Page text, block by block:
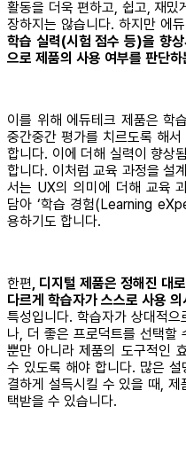
활동을 더욱 편하고, 쉽고, 재밌
장하지는 않습니다. 하지만 에
학습 실력(시험 점수 등)을 향
으로 제품의 사용 여부를 판단하
이를 위해 에듀테크 제품은 학
중간중간 평가를 치르도록 해
합니다. 이에 더해 실력이 향상
합니다. 이처럼 교육 과정을 설
서는 UX의 의미에 더해 교육
담아 ‘학습 경험(Learning
용하기도 합니다.
한편 , 디지털 제품은 정해진 대
다르게 학습자가 스스로 사용
특성입니다. 학습자가 상대적
나, 더 좋은 프로덕트를 선택할
뿐만 아니라 제품의 도구적인
수 있도록 해야 합니다. 많은
결하게 설득시킬 수 있을 때,
택받을 수 있습니다.